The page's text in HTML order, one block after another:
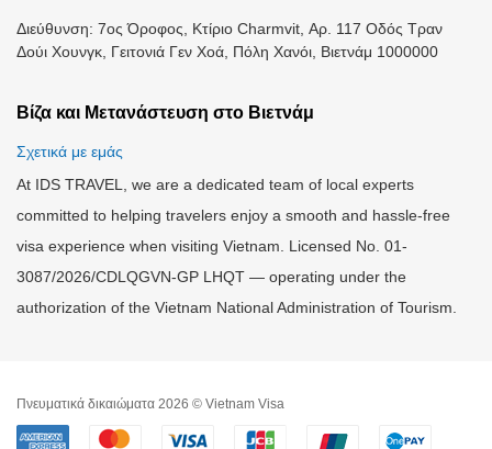
Διεύθυνση: 7ος Όροφος, Κτίριο Charmvit, Αρ. 117 Οδός Τραν
Δούι Χουνγκ, Γειτονιά Γεν Χοά, Πόλη Χανόι, Βιετνάμ 1000000
Βίζα και Μετανάστευση στο Βιετνάμ
Σχετικά με εμάς
At IDS TRAVEL, we are a dedicated team of local experts
committed to helping travelers enjoy a smooth and hassle-free
visa experience when visiting Vietnam. Licensed No. 01-
3087/2026/CDLQGVN-GP LHQT — operating under the
authorization of the Vietnam National Administration of Tourism.
Πνευματικά δικαιώματα 2026 © Vietnam Visa